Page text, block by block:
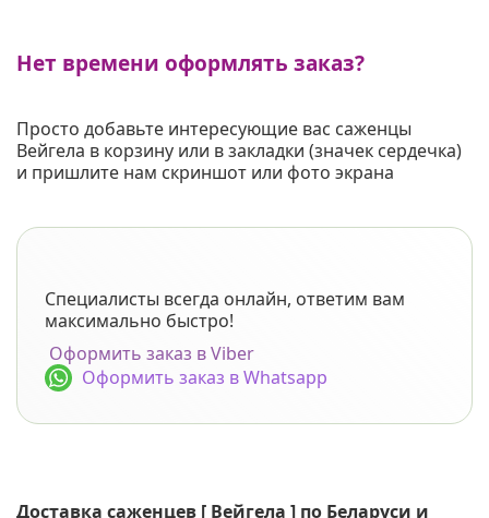
Нет времени оформлять заказ?
Просто добавьте интересующие вас саженцы
Вейгела в корзину или в закладки (значек сердечка)
и пришлите нам скриншот или фото экрана
Специалисты всегда онлайн, ответим вам
максимально быстро!
Оформить заказ в Viber
Оформить заказ в Whatsapp
Доставка саженцев [ Вейгела ] по Беларуси и